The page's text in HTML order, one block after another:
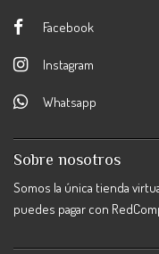
Facebook
Instagram
Whatsapp
Sobre nosotros
Somos la única tienda
puedes pagar con